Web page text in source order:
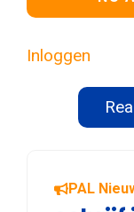
Inloggen
PAL